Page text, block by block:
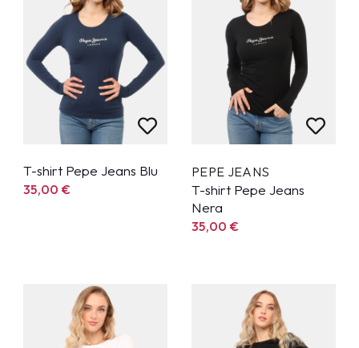
T-shirt Pepe Jeans Blu
35,00€
PEPE JEANS
T-shirt Pepe Jeans
Nera
35,00€